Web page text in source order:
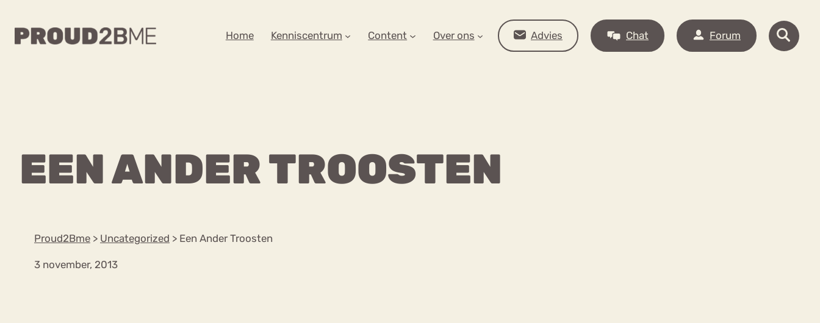
Home Kenniscentrum Content Over ons Advies Chat Forum
EEN ANDER TROOSTEN
Proud2Bme > Uncategorized > Een Ander Troosten
3 november, 2013
Content
Over ons
WAAR BEN JE NAAR OP ZOEK?
Over proud2bme
Vacatures
Privacyverklaring